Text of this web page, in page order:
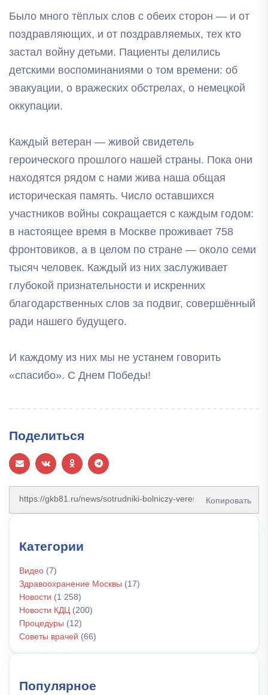
Было много тёплых слов с обеих сторон — и от
поздравляющих, и от поздравляемых, тех кто
застал войну детьми. Пациенты делились
детскими воспоминаниями о том времени: об
эвакуации, о вражеских обстрелах, о немецкой
оккупации.
Каждый ветеран — живой свидетель
героического прошлого нашей страны. Пока они
находятся рядом с нами жива наша общая
историческая память. Число оставшихся
участников войны сокращается с каждым годом:
в настоящее время в Москве проживает 758
фронтовиков, а в целом по стране — около семи
тысяч человек. Каждый из них заслуживает
глубокой признательности и искренних
благодарственных слов за подвиг, совершённый
ради нашего будущего.
И каждому из них мы не устанем говорить
«спасибо». С Днем Победы!
Поделиться
Копировать
Категории
Видео (7)
Здравоохранение Москвы (17)
Новости (1 258)
Новости КДЦ (200)
Процедуры (12)
Советы врачей (66)
Популярное